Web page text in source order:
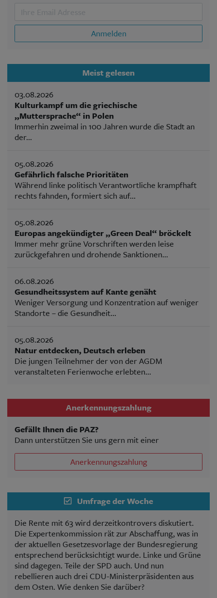
Anmelden
Meist gelesen
03.08.2026
Kulturkampf um die griechische
„Muttersprache“ in Polen
Immerhin zweimal in 100 Jahren wurde die Stadt an
der...
05.08.2026
Gefährlich falsche Prioritäten
Während linke politisch Verantwortliche krampfhaft
rechts fahnden, formiert sich auf...
05.08.2026
Europas angekündigter „Green Deal“ bröckelt
Immer mehr grüne Vorschriften werden leise
zurückgefahren und drohende Sanktionen...
06.08.2026
Gesundheitssystem auf Kante genäht
Weniger Versorgung und Konzentration auf weniger
Standorte – die Gesundheit...
05.08.2026
Natur entdecken, Deutsch erleben
Die jungen Teilnehmer der von der AGDM
veranstalteten Ferienwoche erlebten...
Anerkennungszahlung
Gefällt Ihnen die PAZ?
Dann unterstützen Sie uns gern mit einer
Anerkennungszahlung
Umfrage der Woche
Die Rente mit 63 wird derzeitkontrovers diskutiert.
Die Expertenkommission rät zur Abschaffung, was in
der aktuellen Gesetzesvorlage der Bundesregierung
entsprechend berücksichtigt wurde. Linke und Grüne
sind dagegen. Teile der SPD auch. Und nun
rebellieren auch drei CDU-Ministerpräsidenten aus
dem Osten. Wie denken Sie darüber?